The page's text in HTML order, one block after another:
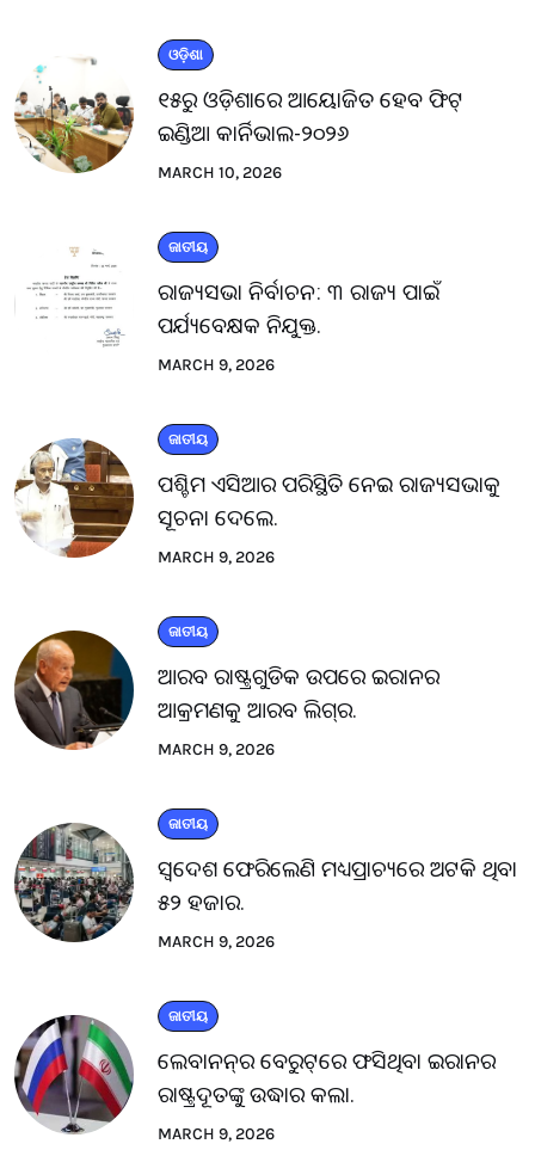
ଓଡ଼ିଶା
୧୫ରୁ ଓଡ଼ିଶାରେ ଆୟୋଜିତ ହେବ ଫିଟ୍
ଇଣ୍ଡିଆ କାର୍ନିଭାଲ-୨୦୨୬
MARCH 10, 2026
ଜାତୀୟ
ରାଜ୍ୟସଭା ନିର୍ବାଚନ: ୩ ରାଜ୍ୟ ପାଇଁ
ପର୍ଯ୍ୟବେକ୍ଷକ ନିଯୁକ୍ତ.
MARCH 9, 2026
ଜାତୀୟ
ପଶ୍ଚିମ ଏସିଆର ପରିସ୍ଥିତି ନେଇ ରାଜ୍ୟସଭାକୁ
ସୂଚନା ଦେଲେ.
MARCH 9, 2026
ଜାତୀୟ
ଆରବ ରାଷ୍ଟ୍ରଗୁଡିକ ଉପରେ ଇରାନର
ଆକ୍ରମଣକୁ ଆରବ ଲିଗ୍‌ର.
MARCH 9, 2026
ଜାତୀୟ
ସ୍ବଦେଶ ଫେରିଲେଣି ମଧ୍ୟପ୍ରାଚ୍ୟରେ ଅଟକି ଥିବା
୫୨ ହଜାର.
MARCH 9, 2026
ଜାତୀୟ
ଲେବାନନ୍‌ର ବେରୁଟ୍‌ରେ ଫସିଥିବା ଇରାନର
ରାଷ୍ଟ୍ରଦୂତଙ୍କୁ ଉଦ୍ଧାର କଲା.
MARCH 9, 2026